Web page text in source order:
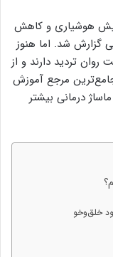
هوشیاری و کاهش
گزارش شد. اما هنوز
تردید دارند و از
مرجع آموزش
درمانی بیشتر
خلق‌وخو